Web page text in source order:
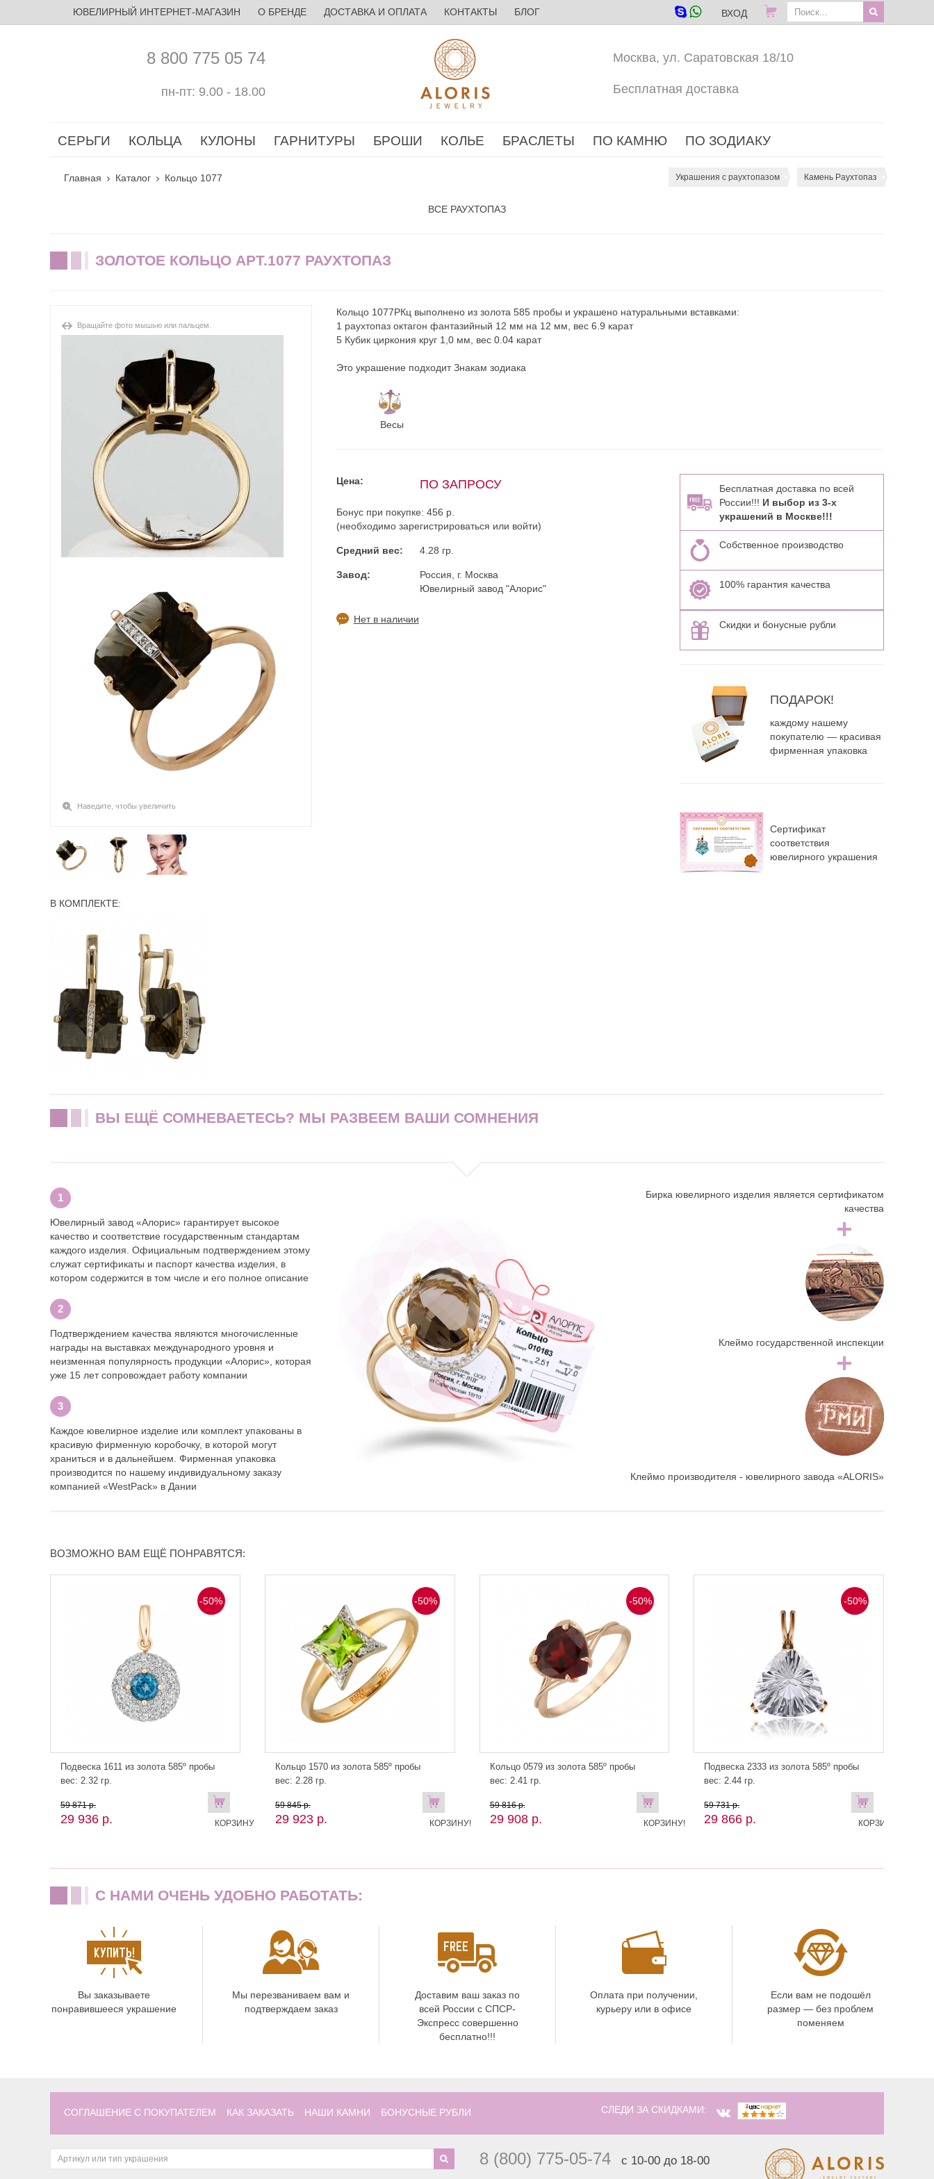
ЮВЕЛИРНЫЙ ИНТЕРНЕТ-МАГАЗИН О БРЕНДЕ ДОСТАВКА И ОПЛАТА КОНТАКТЫ БЛОГ ВХОД
8 800 775 05 74
пн-пт: 9.00 - 18.00
Москва, ул. Саратовская 18/10
Бесплатная доставка
СЕРЬГИ КОЛЬЦА КУЛОНЫ ГАРНИТУРЫ БРОШИ КОЛЬЕ БРАСЛЕТЫ ПО КАМНЮ ПО ЗОДИАКУ
Главная Каталог Кольцо 1077 Украшения с раухтопазом Камень Раухтопаз
ВСЕ РАУХТОПАЗ
ЗОЛОТОЕ КОЛЬЦО АРТ.1077 РАУХТОПАЗ
Вращайте фото мышью или пальцем.
Наведите, чтобы увеличить
В КОМПЛЕКТЕ:
Кольцо 1077РКц выполнено из золота 585 пробы и украшено натуральными вставками:
1 раухтопаз октагон фантазийный 12 мм на 12 мм, вес 6.9 карат
5 Кубик циркония круг 1,0 мм, вес 0.04 карат
Это украшение подходит Знакам зодиака
Весы
Цена: ПО ЗАПРОСУ
Бонус при покупке: 456 р.
(необходимо зарегистрироваться или войти)
Средний вес: 4.28 гр.
Завод:
Россия, г. Москва
Ювелирный завод "Алорис"
Нет в наличии
Бесплатная доставка по всей
России!!! И выбор из 3-х
украшений в Москве!!!
Собственное производство
100% гарантия качества
Скидки и бонусные рубли
ПОДАРОК!
каждому нашему
покупателю — красивая
фирменная упаковка
Сертификат
соответствия
ювелирного украшения
ВЫ ЕЩЁ СОМНЕВАЕТЕСЬ? МЫ РАЗВЕЕМ ВАШИ СОМНЕНИЯ
Ювелирный завод «Алорис» гарантирует высокое
качество и соответствие государственным стандартам
каждого изделия. Официальным подтверждением этому
служат сертификаты и паспорт качества изделия, в
котором содержится в том числе и его полное описание
Подтверждением качества являются многочисленные
награды на выставках международного уровня и
неизменная популярность продукции «Алорис», которая
уже 15 лет сопровождает работу компании
Каждое ювелирное изделие или комплект упакованы в
красивую фирменную коробочку, в которой могут
храниться и в дальнейшем. Фирменная упаковка
производится по нашему индивидуальному заказу
компанией «WestPack» в Дании
Бирка ювелирного изделия является сертификатом
качества
Клеймо государственной инспекции
Клеймо производителя - ювелирного завода «ALORIS»
ВОЗМОЖНО ВАМ ЕЩЁ ПОНРАВЯТСЯ:
-50%
Подвеска 1611 из золота 585º пробы
вес: 2.32 гр.
59 871 р.
29 936 р.
В
КОРЗИНУ
-50%
Кольцо 1570 из золота 585º пробы
вес: 2.28 гр.
59 845 р.
29 923 р.
В
КОРЗИНУ!
-50%
Кольцо 0579 из золота 585º пробы
вес: 2.41 гр.
59 816 р.
29 908 р.
В
КОРЗИНУ!
-50%
Подвеска 2333 из золота 585º пробы
вес: 2.44 гр.
59 731 р.
29 866 р.
В
КОРЗИНУ
C НАМИ ОЧЕНЬ УДОБНО РАБОТАТЬ:
Вы заказываете
понравившееся украшение
Мы перезваниваем вам и
подтверждаем заказ
Доставим ваш заказ по
всей России с СПСР-
Экспресс совершенно
бесплатно!!!
Оплата при получении,
курьеру или в офисе
Если вам не подошёл
размер — без проблем
поменяем
СОГЛАШЕНИЕ С ПОКУПАТЕЛЕМ КАК ЗАКАЗАТЬ НАШИ КАМНИ БОНУСНЫЕ РУБЛИ СЛЕДИ ЗА СКИДКАМИ:
8 (800) 775-05-74 с 10-00 до 18-00